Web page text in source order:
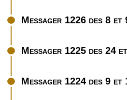
Messager 1226 des 8 et
Messager 1225 des 24
Messager 1224 des 9 et